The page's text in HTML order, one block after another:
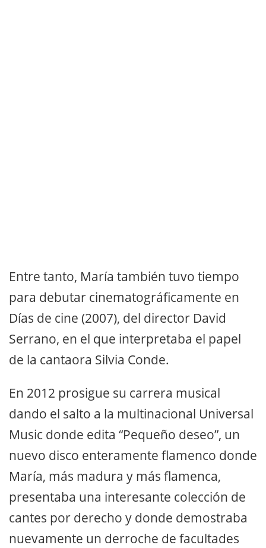
Entre tanto, María también tuvo tiempo
para debutar cinematográficamente en
Días de cine (2007), del director David
Serrano, en el que interpretaba el papel
de la cantaora Silvia Conde.
En 2012 prosigue su carrera musical
dando el salto a la multinacional Universal
Music donde edita “Pequeño deseo”, un
nuevo disco enteramente flamenco donde
María, más madura y más flamenca,
presentaba una interesante colección de
cantes por derecho y donde demostraba
nuevamente un derroche de facultades